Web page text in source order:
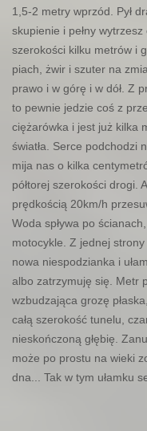
1,5-2 metry wprzód. Pył
skupienie i pełny
szerokości kilku metrów i
piach, żwir i szuter na
prawo i w górę i w dół. Z
to pewnie jedzie coś z
ciężarówka i jest już kilka
światła. Serce podchodzi
mija nas o kilka
półtorej szerokości drogi.
prędkością 20km/h
Woda spływa po
motocykle. Z jednej
nowa niespodzianka i
albo zatrzymuję się. Metr
wzbudzająca grozę
całą szerokość tunelu,
nieskończoną głębię.
może po prostu na wieki
dna... Tak w tym ułamku